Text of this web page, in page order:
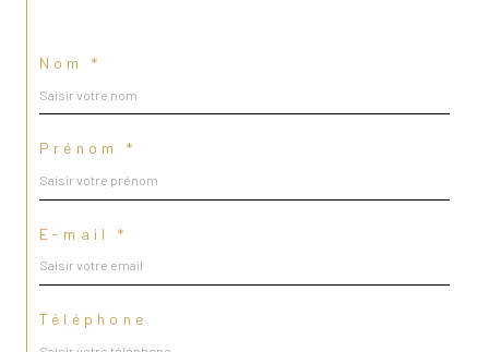
Nom *
Prénom *
E-mail *
Téléphone